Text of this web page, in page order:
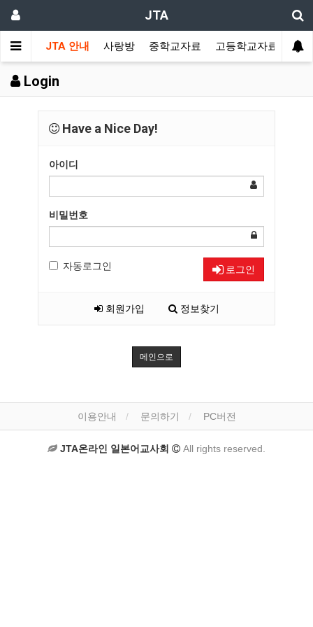
JTA
JTA 안내 사랑방 중학교자료 고등학교자료 멀
Login
Have a Nice Day!
아이디
비밀번호
자동로그인 로그인
회원가입 정보찾기
메인으로
이용안내 문의하기 PC버전
JTA온라인 일본어교사회 All rights reserved.